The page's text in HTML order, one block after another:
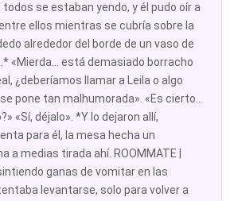
se estaban yendo, y él pudo oír a
ellos mientras se cubría sobre la
alrededor del borde de un vaso de
«Mierda... está demasiado borracho
¿deberíamos llamar a Leila o algo
pone tan malhumorada». «Es cierto...
«Sí, déjalo». *Y lo dejaron allí,
para él, la mesa hecha un
a medias tirada ahí. ROOMMATE |
ganas de vomitar en las
levantarse, solo para volver a